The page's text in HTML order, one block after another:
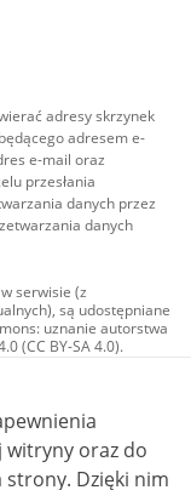
adresy skrzynek
adresem e-
e-mail oraz
przesłania
danych przez
danych
serwisie (z
są udostępniane
uznanie autorstwa
(CC BY-SA 4.0).
zdjęcia, materiały
na licencji typu
użycie
4.0 (CC BY-
inaczej.
witryny oraz do
nim